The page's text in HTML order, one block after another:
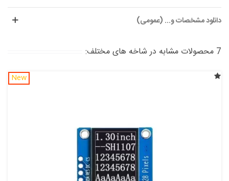
دانلود مشخصات و... (عمومی)
7 محصولات مشابه در شاخه های مختلف:
New